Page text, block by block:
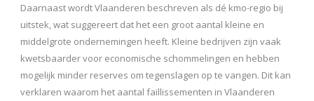
Daarnaast wordt Vlaanderen beschreven als dé kmo-regio bij
uitstek, wat suggereert dat het een groot aantal kleine en
middelgrote ondernemingen heeft. Kleine bedrijven zijn vaak
kwetsbaarder voor economische schommelingen en hebben
mogelijk minder reserves om tegenslagen op te vangen. Dit kan
verklaren waarom het aantal faillissementen in Vlaanderen